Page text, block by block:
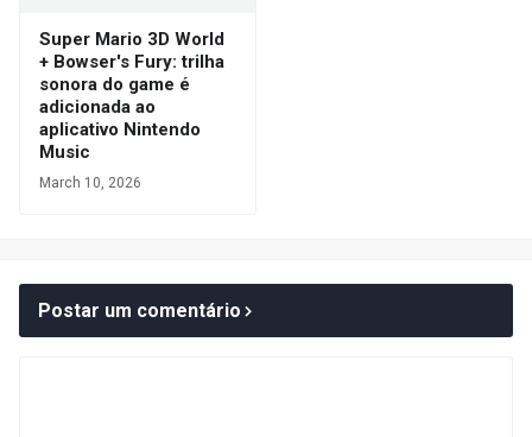
Super Mario 3D World
+ Bowser's Fury: trilha
sonora do game é
adicionada ao
aplicativo Nintendo
Music
March 10, 2026
Postar um comentário